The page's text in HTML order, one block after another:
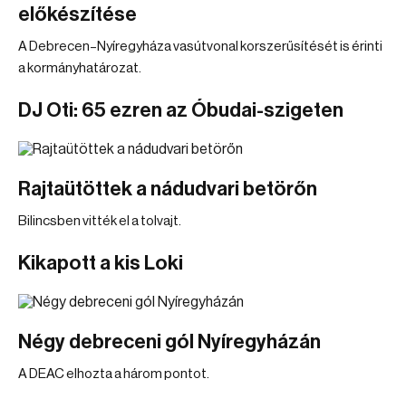
előkészítése
A Debrecen–Nyíregyháza vasútvonal korszerűsítését is érinti
a kormányhatározat.
DJ Oti: 65 ezren az Óbudai-szigeten
Rajtaütöttek a nádudvari betörőn
Bilincsben vitték el a tolvajt.
Kikapott a kis Loki
Négy debreceni gól Nyíregyházán
A DEAC elhozta a három pontot.